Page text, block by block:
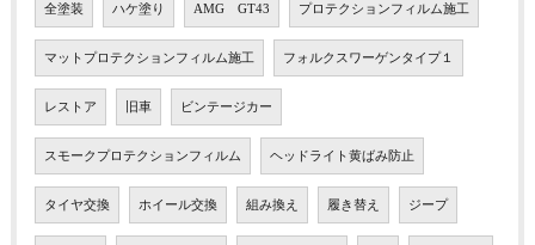
全塗装 ハケ塗り AMG GT43 プロテクションフィルム施工
マットプロテクションフィルム施工 フォルクスワーゲンタイプ１
レストア 旧車 ビンテージカー
スモークプロテクションフィルム ヘッドライト黄ばみ防止
タイヤ交換 ホイール交換 組み換え 履き替え ジープ